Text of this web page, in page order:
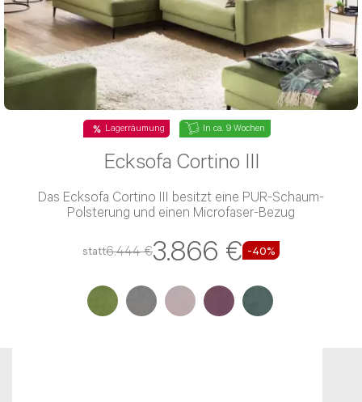
Lagerräumung In ca. 9 Wochen
Ecksofa Cortino III
Das Ecksofa Cortino III besitzt eine PUR-Schaum-
Polsterung und einen Microfaser-Bezug
statt6.444 €3.866 € -40%